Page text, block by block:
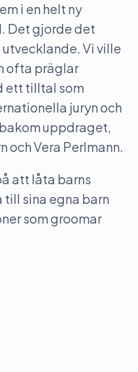
i en helt ny
Det gjorde det
Vi ville
ofta präglar
ett tilltal som
juryn och
uppdraget,
och Vera Perlmann.
att låta barns
sina egna barn
som groomar